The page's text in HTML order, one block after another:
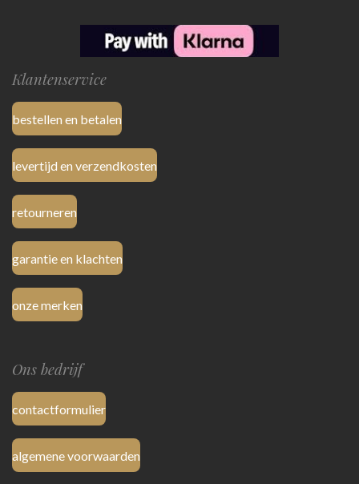
Klantenservice
bestellen en betalen
levertijd en verzendkosten
retourneren
garantie en klachten
onze merken
Ons bedrijf
contactformulier
algemene voorwaarden